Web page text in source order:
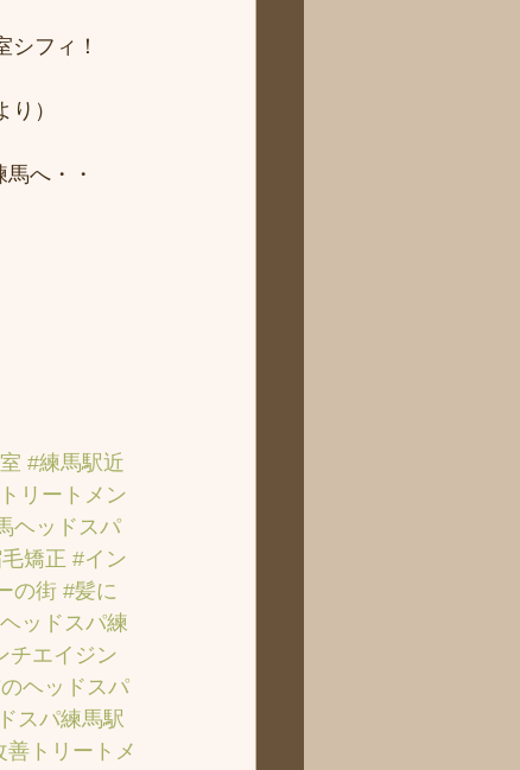
フィ！
り）
へ・・
#練馬駅近
リートメン
ヘッドスパ
矯正 #イン
の街 #髪に
ッドスパ練
チエイジン
ヘッドスパ
スパ練馬駅
善トリートメ